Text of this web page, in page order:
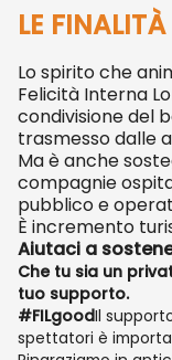
LE FINALITÀ
Lo spirito che
Felicità Interna
condivisione del
trasmesso dalle
Ma è anche
compagnie
pubblico e
È incremento
Aiutaci a
Che tu sia un
tuo supporto.
#FILgoodIl
spettatori è